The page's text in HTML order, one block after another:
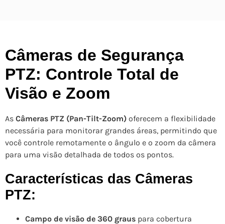
Câmeras de Segurança
PTZ: Controle Total de
Visão e Zoom
As Câmeras PTZ (Pan-Tilt-Zoom) oferecem a flexibilidade
necessária para monitorar grandes áreas, permitindo que
você controle remotamente o ângulo e o zoom da câmera
para uma visão detalhada de todos os pontos.
Características das Câmeras
PTZ:
Campo de visão de 360 graus para cobertura